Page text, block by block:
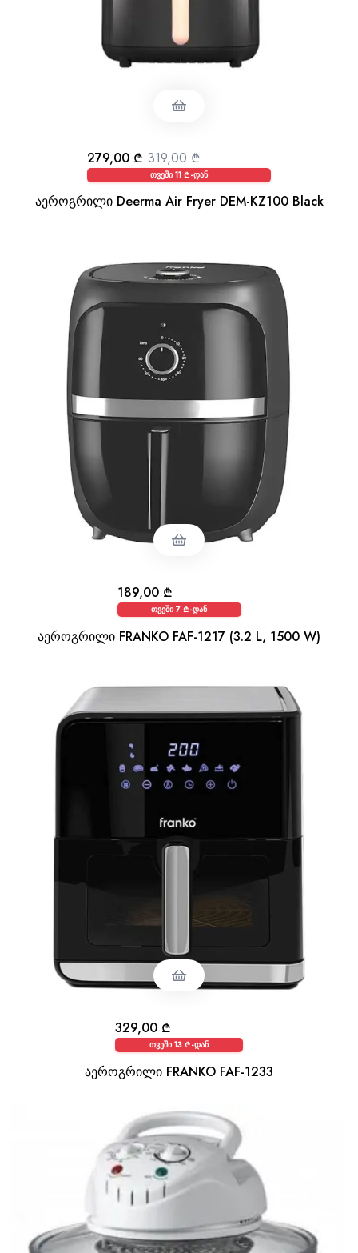
აეროგრილი Deerma Air Fryer DEM-KZ100 Black
319,00₾
279,00 ₾
თვეში 11 ₾-დან
აეროგრილი FRANKO FAF-1217 (3.2 L, 1500 W)
189,00 ₾
თვეში 7 ₾-დან
აეროგრილი FRANKO FAF-1233
329,00 ₾
თვეში 13 ₾-დან